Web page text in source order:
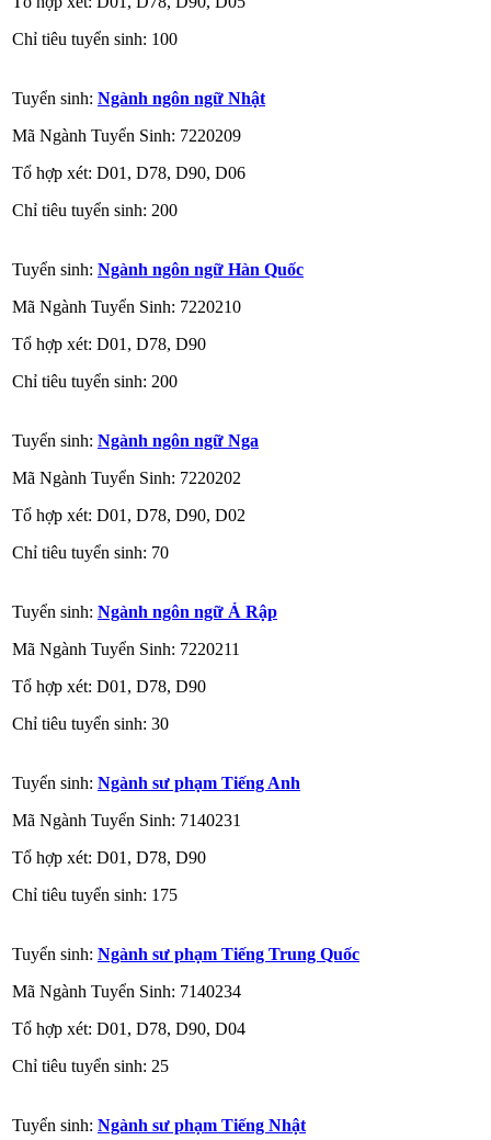
Chỉ tiêu tuyển sinh: 100
Tuyển sinh: Ngành ngôn ngữ Nhật
Mã Ngành Tuyển Sinh: 7220209
Tổ hợp xét: D01, D78, D90, D06
Chỉ tiêu tuyển sinh: 200
Tuyển sinh: Ngành ngôn ngữ Hàn Quốc
Mã Ngành Tuyển Sinh: 7220210
Tổ hợp xét: D01, D78, D90
Chỉ tiêu tuyển sinh: 200
Tuyển sinh: Ngành ngôn ngữ Nga
Mã Ngành Tuyển Sinh: 7220202
Tổ hợp xét: D01, D78, D90, D02
Chỉ tiêu tuyển sinh: 70
Tuyển sinh: Ngành ngôn ngữ Ả Rập
Mã Ngành Tuyển Sinh: 7220211
Tổ hợp xét: D01, D78, D90
Chỉ tiêu tuyển sinh: 30
Tuyển sinh: Ngành sư phạm Tiếng Anh
Mã Ngành Tuyển Sinh: 7140231
Tổ hợp xét: D01, D78, D90
Chỉ tiêu tuyển sinh: 175
Tuyển sinh: Ngành sư phạm Tiếng Trung Quốc
Mã Ngành Tuyển Sinh: 7140234
Tổ hợp xét: D01, D78, D90, D04
Chỉ tiêu tuyển sinh: 25
Tuyển sinh: Ngành sư phạm Tiếng Nhật